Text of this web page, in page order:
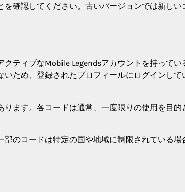
確認してください。古いバージョンでは新しい
ティブなMobile Legendsアカウントを持ってい
ため、登録されたプロフィールにログインして
ます。各コードは通常、一度限りの使用を目的
のコードは特定の国や地域に制限されている場